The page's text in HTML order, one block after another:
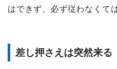
はできず、必ず従わなくて
差し押さえは突然来る